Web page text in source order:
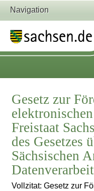
Navigation
Gesetz zur
Freistaat
des Gesetzes
Sächsischen
Vollzitat: Gesetz zur